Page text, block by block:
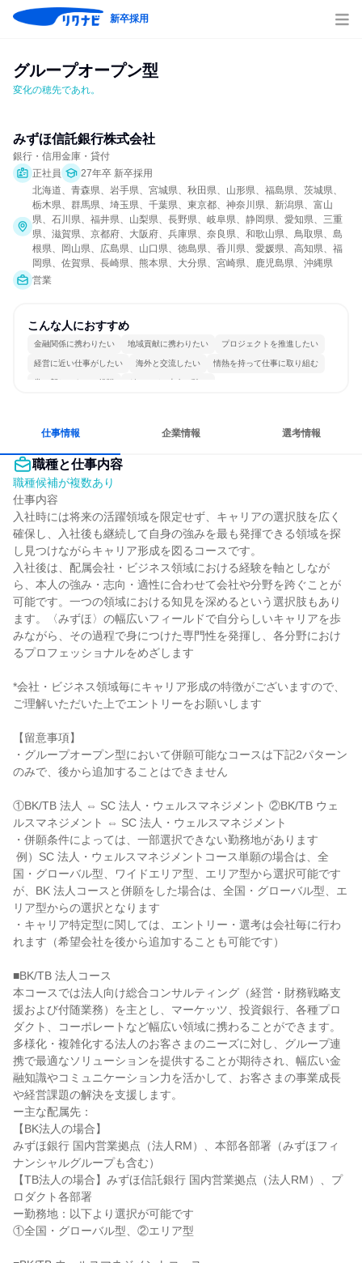
新卒採用
グループオープン型
変化の穂先であれ。
みずほ信託銀行株式会社
銀行・信用金庫・貸付
正社員
27年卒 新卒採用
北海道、青森県、岩手県、宮城県、秋田県、山形県、福島県、茨城県、
栃木県、群馬県、埼玉県、千葉県、東京都、神奈川県、新潟県、富山
県、石川県、福井県、山梨県、長野県、岐阜県、静岡県、愛知県、三重
県、滋賀県、京都府、大阪府、兵庫県、奈良県、和歌山県、鳥取県、島
根県、岡山県、広島県、山口県、徳島県、香川県、愛媛県、高知県、福
岡県、佐賀県、長崎県、熊本県、大分県、宮崎県、鹿児島県、沖縄県
営業
こんな人におすすめ
金融関係に携わりたい 地域貢献に携わりたい プロジェクトを推進したい
経営に近い仕事がしたい 海外と交流したい 情熱を持って仕事に取り組む
常に新しいものに挑戦 グローバル志向が強い
仕事情報 企業情報 選考情報
職種と仕事内容
職種候補が複数あり
仕事内容
入社時には将来の活躍領域を限定せず、キャリアの選択肢を広く
確保し、入社後も継続して自身の強みを最も発揮できる領域を探
し見つけながらキャリア形成を図るコースです。
入社後は、配属会社・ビジネス領域における経験を軸としなが
ら、本人の強み・志向・適性に合わせて会社や分野を跨ぐことが
可能です。一つの領域における知見を深めるという選択肢もあり
ます。〈みずほ〉の幅広いフィールドで自分らしいキャリアを歩
みながら、その過程で身につけた専門性を発揮し、各分野におけ
るプロフェッショナルをめざします
*会社・ビジネス領域毎にキャリア形成の特徴がございますので、
ご理解いただいた上でエントリーをお願いします
【留意事項】
・グループオープン型において併願可能なコースは下記2パターン
のみで、後から追加することはできません
①BK/TB 法人 ⇔ SC 法人・ウェルスマネジメント ②BK/TB ウェ
ルスマネジメント ⇔ SC 法人・ウェルスマネジメント
・併願条件によっては、一部選択できない勤務地があります
国・グローバル型、ワイドエリア型、エリア型から選択可能です
が、BK 法人コースと併願をした場合は、全国・グローバル型、エ
リア型からの選択となります
・キャリア特定型に関しては、エントリー・選考は会社毎に行わ
れます（希望会社を後から追加することも可能です）
■BK/TB 法人コース
本コースでは法人向け総合コンサルティング（経営・財務戦略支
援および付随業務）を主とし、マーケッツ、投資銀行、各種プロ
ダクト、コーポレートなど幅広い領域に携わることができます。
多様化・複雑化する法人のお客さまのニーズに対し、グループ連
携で最適なソリューションを提供することが期待され、幅広い金
融知識やコミュニケーション力を活かして、お客さまの事業成長
や経営課題の解決を支援します。
ー主な配属先：
【BK法人の場合】
みずほ銀行 国内営業拠点（法人RM）、本部各部署（みずほフィ
ナンシャルグループも含む）
【TB法人の場合】みずほ信託銀行 国内営業拠点（法人RM）、プ
ロダクト各部署
ー勤務地：以下より選択が可能です
①全国・グローバル型、②エリア型